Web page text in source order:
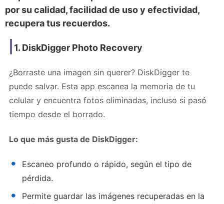
por su calidad, facilidad de uso y efectividad,
recupera tus recuerdos.
1. DiskDigger Photo Recovery
¿Borraste una imagen sin querer? DiskDigger te
puede salvar. Esta app escanea la memoria de tu
celular y encuentra fotos eliminadas, incluso si pasó
tiempo desde el borrado.
Lo que más gusta de DiskDigger:
Escaneo profundo o rápido, según el tipo de
pérdida.
Permite guardar las imágenes recuperadas en la